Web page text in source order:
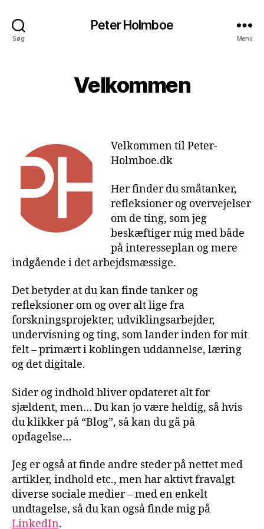
Søg
Peter Holmboe
Menu
Velkommen
Velkommen til Peter-
Holmboe.dk
Her finder du småtanker,
refleksioner og overvejelser
om de ting, som jeg
beskæftiger mig med både
på interesseplan og mere
indgående i det arbejdsmæssige.
Det betyder at du kan finde tanker og
refleksioner om og over alt lige fra
forskningsprojekter, udviklingsarbejder,
undervisning og ting, som lander inden for mit
felt – primært i koblingen uddannelse, læring
og det digitale.
Sider og indhold bliver opdateret alt for
sjældent, men… Du kan jo være heldig, så hvis
du klikker på “Blog”, så kan du gå på
opdagelse…
Jeg er også at finde andre steder på nettet med
artikler, indhold etc., men har aktivt fravalgt
diverse sociale medier – med en enkelt
undtagelse, så du kan også finde mig på
LinkedIn.